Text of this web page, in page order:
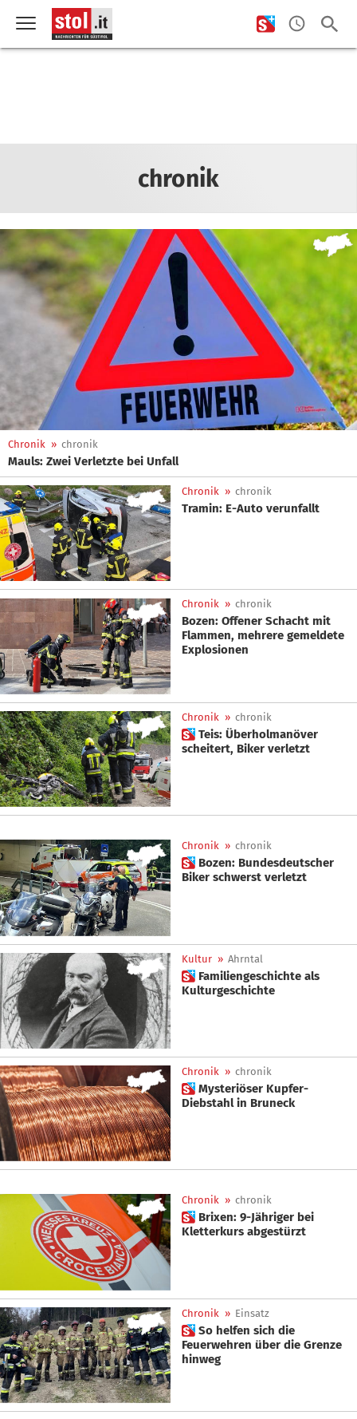
chronik
Chronik » chronik
Mauls: Zwei Verletzte bei Unfall
Chronik » chronik
Tramin: E-Auto verunfallt
Chronik » chronik
Bozen: Offener Schacht mit
Flammen, mehrere gemeldete
Explosionen
Chronik » chronik
 Teis: Überholmanöver
scheitert, Biker verletzt
Chronik » chronik
 Bozen: Bundesdeutscher
Biker schwerst verletzt
Kultur » Ahrntal
 Familiengeschichte als
Kulturgeschichte
Chronik » chronik
 Mysteriöser Kupfer-
Diebstahl in Bruneck
Chronik » chronik
 Brixen: 9-Jähriger bei
Kletterkurs abgestürzt
Chronik » Einsatz
 So helfen sich die
Feuerwehren über die Grenze
hinweg